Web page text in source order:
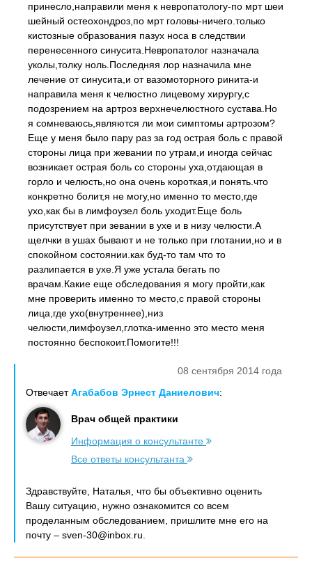
принесло,направили меня к невропатологу-по мрт шеи
шейный остеохондроз,по мрт головы-ничего.только
кистозные образования пазух носа в следствии
перенесенного синусита.Невропатолог назначала
уколы,толку ноль.Последняя лор назначила мне
лечение от синусита,и от вазомоторного ринита-и
направила меня к челюстно лицевому хирургу,с
подозрением на артроз верхнечелюстного сустава.Но
я сомневаюсь,являются ли мои симптомы артрозом?
Еще у меня было пару раз за год острая боль с правой
стороны лица при жевании по утрам,и иногда сейчас
возникает острая боль со стороны уха,отдающая в
горло и челюсть,но она очень короткая,и понять.что
конкретно болит,я не могу,но именно то место,где
ухо,как бы в лимфоузел боль уходит.Еще боль
присутствует при зевании в ухе и в низу челюсти.А
щелчки в ушах бывают и не только при глотании,но и в
спокойном состоянии.как буд-то там что то
разлипается в ухе.Я уже устала бегать по
врачам.Какие еще обследования я могу пройти,как
мне проверить именно то место,с правой стороны
лица,где ухо(внутреннее),низ
челюсти,лимфоузел,глотка-именно это место меня
постоянно беспокоит.Помогите!!!
08 сентября 2014 года
ОтвечаетАгабабов Эрнест Даниелович:
Врач общей практики
Информация о консультанте
Все ответы консультанта
Здравствуйте, Наталья, что бы объективно оценить
Вашу ситуацию, нужно ознакомится со всем
проделанным обследованием, пришлите мне его на
почту – sven-30@inbox.ru.